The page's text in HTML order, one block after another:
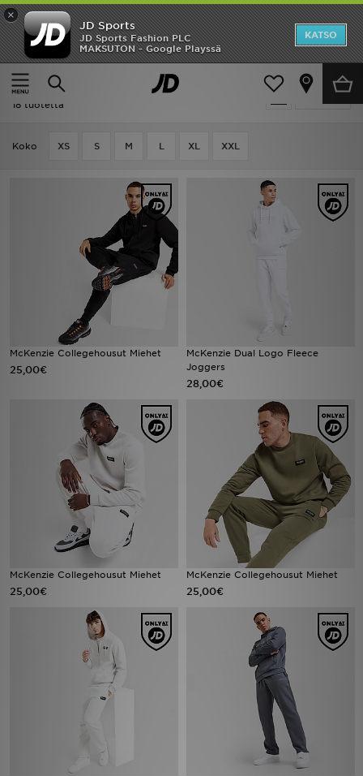
×
JD Sports
JD Sports Fashion PLC
MAKSUTON - Google Playssä
KATSO
Etusivu
Miehet Miesten vaatteet Verryttelyhousut
Suodata
Miehet - McKenzie Verryttelyhousut
18 tuotetta
Koko XS S M L XL XXL
McKenzie Collegehousut Miehet
25,00€
McKenzie Dual Logo Fleece
Joggers
28,00€
McKenzie Collegehousut Miehet
25,00€
McKenzie Collegehousut Miehet
25,00€
Etusivu
Ale
Uutuudet
Inspiroidu
Lataa JD-sovellus
Minun JD
Minun viestini
Asiakaspalvelu ja tietoa